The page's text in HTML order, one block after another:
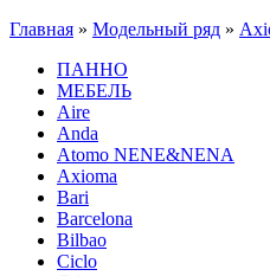
Главная » Модельный ряд »
ПАННО
МЕБЕЛЬ
Aire
Anda
Atomo NENE&NENA
Axioma
Bari
Barcelona
Bilbao
Ciclo